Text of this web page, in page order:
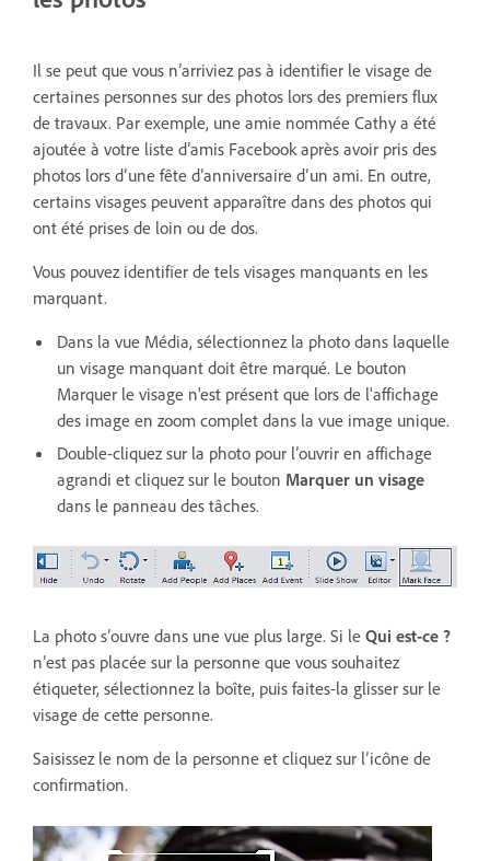
Il se peut que vous n’arriviez pas à identifier le visage de
certaines personnes sur des photos lors des premiers flux
de travaux. Par exemple, une amie nommée Cathy a été
ajoutée à votre liste d’amis Facebook après avoir pris des
photos lors d’une fête d’anniversaire d’un ami. En outre,
certains visages peuvent apparaître dans des photos qui
ont été prises de loin ou de dos.
Vous pouvez identifier de tels visages manquants en les
marquant.
Dans la vue Média, sélectionnez la photo dans laquelle
un visage manquant doit être marqué. Le bouton
Marquer le visage n'est présent que lors de l'affichage
des image en zoom complet dans la vue image unique.
Double-cliquez sur la photo pour l’ouvrir en affichage
agrandi et cliquez sur le bouton Marquer un visage
dans le panneau des tâches.
La photo s’ouvre dans une vue plus large. Si le Qui est-ce ?
n’est pas placée sur la personne que vous souhaitez
étiqueter, sélectionnez la boîte, puis faites-la glisser sur le
visage de cette personne.
Saisissez le nom de la personne et cliquez sur l’icône de
confirmation.